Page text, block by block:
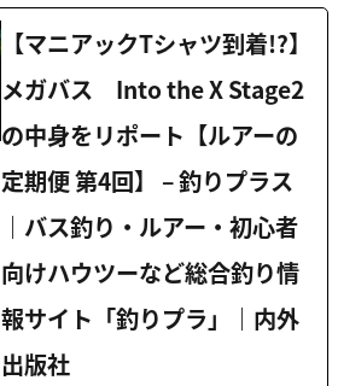
【マニアックTシャツ到着!?】
メガバス Into the X Stage2
の中身をリポート【ルアーの
定期便 第4回】 – 釣りプラス
｜バス釣り・ルアー・初心者
向けハウツーなど総合釣り情
報サイト「釣りプラ」｜内外
出版社